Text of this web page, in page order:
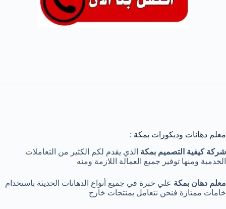
معلم دهانات وديكورات بمكة :
شركة كيفية التصميم بمكة الذي يقدم لكم الكثير من التعاملات
الخدمية ومنها توفير جميع العمالة اللازمة ومنه
معلم دهان بمكة علي خبرة في جميع أنواع الدهانات الحديثة باستخدام
خامات ممتازة فنحن نتعامل بمنتجات خارج